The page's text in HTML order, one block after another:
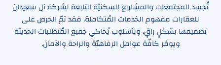
تُجسد المجتمعات والمشاريع السكنيّة التابعة لشركة آل سعيدان
للعقارات مفهوم الخدمات المُتكاملة، فقد تمّ الحرص على
تصميمها بشكلٍ راقٍ، وبأسلوب يُحاكي جميع المُتطلبات الحديثة
ويوفر كافّة عوامل الرفاهيّة والراحة والآمان.